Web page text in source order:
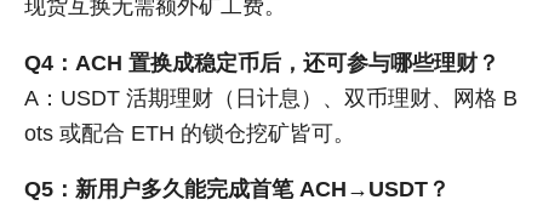
现货互换无需额外矿工费。
Q4：ACH 置换成稳定币后，还可参与哪些理财？
A：USDT 活期理财（日计息）、双币理财、网格 B
ots 或配合 ETH 的锁仓挖矿皆可。
Q5：新用户多久能完成首笔 ACH→USDT？